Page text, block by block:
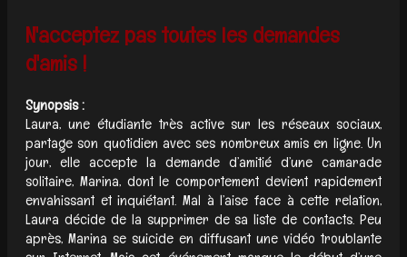
N'acceptez pas toutes les demandes
d'amis !
Synopsis :
Laura, une étudiante très active sur les réseaux sociaux,
partage son quotidien avec ses nombreux amis en ligne. Un
jour, elle accepte la demande d’amitié d’une camarade
solitaire, Marina, dont le comportement devient rapidement
envahissant et inquiétant. Mal à l’aise face à cette relation,
Laura décide de la supprimer de sa liste de contacts. Peu
après, Marina se suicide en diffusant une vidéo troublante